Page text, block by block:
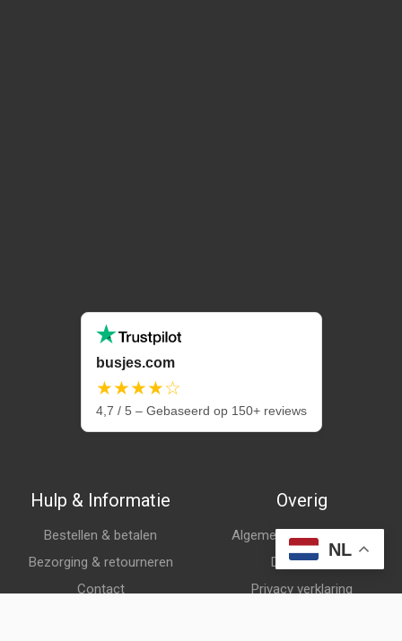
busjes.com
★★★★☆
4,7 / 5 – Gebaseerd op 150+ reviews
Hulp & Informatie
Bestellen & betalen
Bezorging & retourneren
Contact
Overig
Algemene voorwaarden
Disclaimer
Privacy verklaring
NL